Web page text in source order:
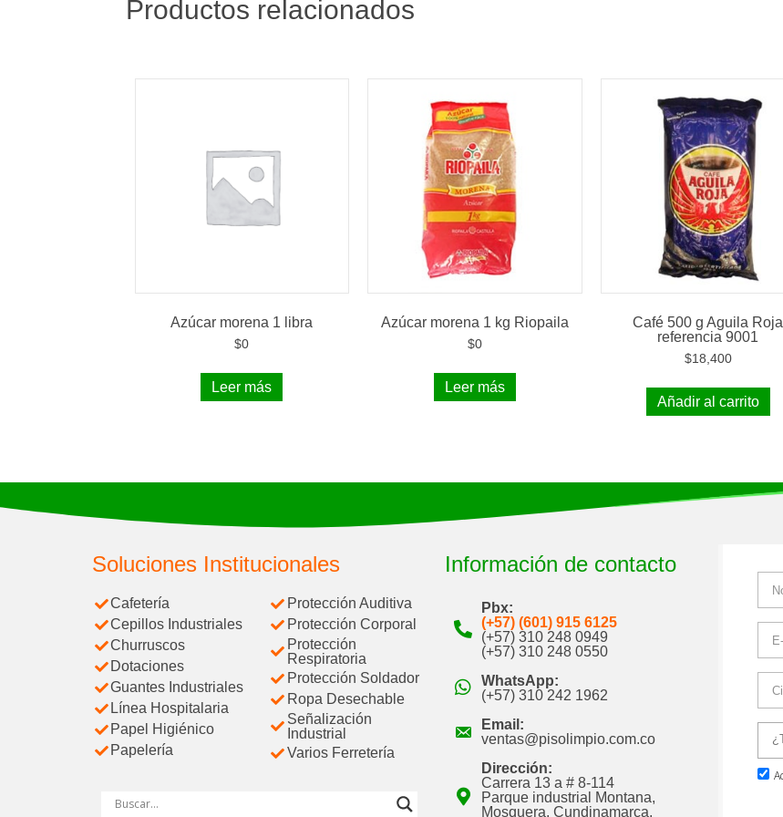
Productos relacionados
Azúcar morena 1 libra
$0
Leer más
Azúcar morena 1 kg Riopaila
$0
Leer más
Café 500 g Aguila Roja
referencia 9001
$18,400
Añadir al carrito
Soluciones Institucionales
Cafetería
Cepillos Industriales
Churruscos
Dotaciones
Guantes Industriales
Línea Hospitalaria
Papel Higiénico
Papelería
Protección Auditiva
Protección Corporal
Protección
Respiratoria
Protección Soldador
Ropa Desechable
Señalización
Industrial
Varios Ferretería
Información de contacto
Pbx:
(+57) (601) 915 6125
(+57) 310 248 0949
(+57) 310 248 0550
WhatsApp:
(+57) 310 242 1962
Email:
ventas@pisolimpio.com.co
Dirección:
Carrera 13 a # 8-114
Parque industrial Montana,
Mosquera, Cundinamarca,